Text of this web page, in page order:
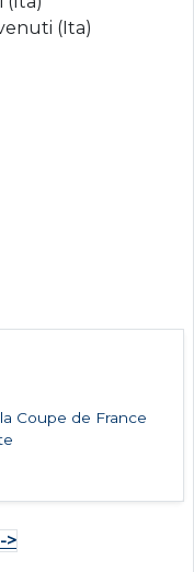
(Ita)
Coupe de France
>